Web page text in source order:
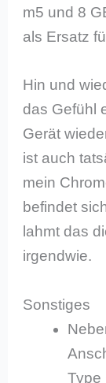
m5 und 8
als Ersatz
Hin und
das Gefühl
Gerät
ist auch
mein
befindet
lahmt das
irgendwie.
Sonstiges
Type